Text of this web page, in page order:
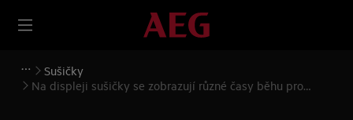
Sušičky
Na displeji sušičky se zobrazují různé časy běhu pro